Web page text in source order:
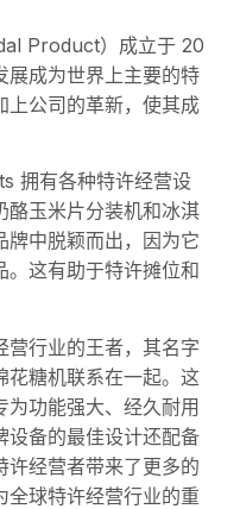
Product）成立于 20
展成为世界上主要的特
上公司的革新，使其成
拥有各种特许经营设
酪玉米片分装机和冰淇
牌中脱颖而出，因为它
。这有助于特许摊位和
营行业的王者，其名字
花糖机联系在一起。这
为功能强大、经久耐用
设备的最佳设计还配备
许经营者带来了更多的
全球特许经营行业的重